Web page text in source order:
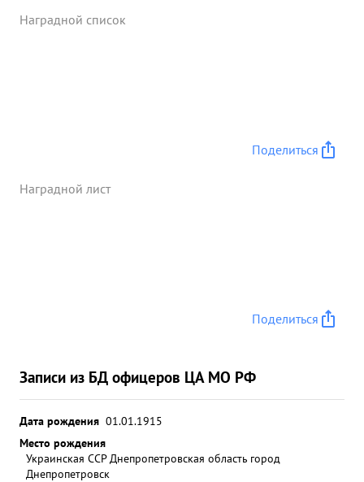
заданий и в воздушном бою показывает
"ЛЕНИНА" ...»
Наградной список
Поделиться
Наградной лист
Поделиться
Записи из БД офицеров ЦА МО РФ
Дата рождения 01.01.1915
Место рождения
Украинская ССР Днепропетровская область город
Днепропетровск